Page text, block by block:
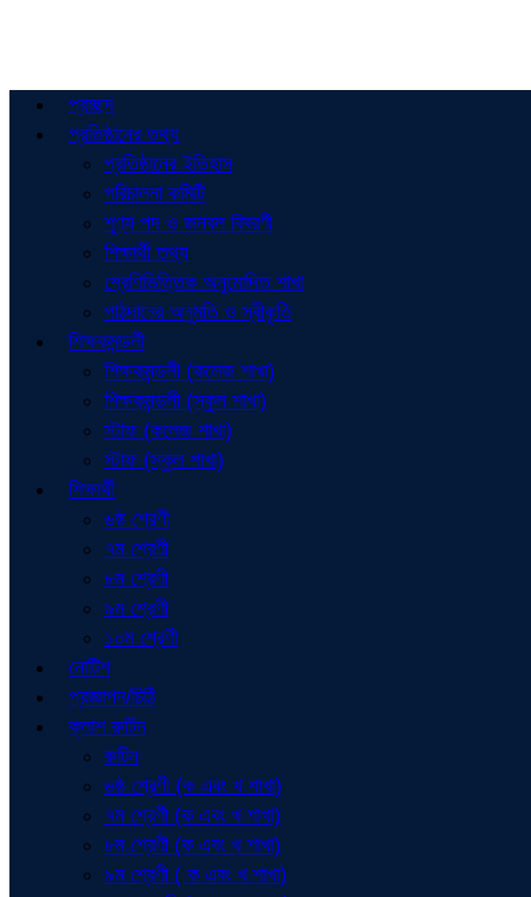
প্রচ্ছদ
প্রতিষ্ঠানের তথ্য
প্রতিষ্ঠানের ইতিহাস
পরিচালনা কমিটি
শূণ্য পদ ও জনবল বিবরণী
শিক্ষার্থী তথ্য
শ্রেণিভিত্তিক অনুমোদিত শাখা
পাঠদানের অনুমতি ও স্বীকৃতি
শিক্ষকমন্ডলী
শিক্ষকমন্ডলী (কলেজ শাখা)
শিক্ষকমন্ডলী (স্কুল শাখা)
স্টাফ (কলেজ শাখা)
স্টাফ (স্কুল শাখা)
শিক্ষার্থী
৬ষ্ঠ শ্রেণী
৭ম শ্রেণী
৮ম শ্রেণী
৯ম শ্রেণী
১০ম শ্রেণী
নোটিশ
প্রজ্ঞাপন/চিঠি
ক্লাশ রুটিন
রুটিন
৬ষ্ঠ শ্রেণী (ক এবং খ শাখা)
৭ম শ্রেণী (ক এবং খ শাখা)
৮ম শ্রেণী (ক এবং খ শাখা)
৯ম শ্রেণী ( ক এবং খ শাখা)